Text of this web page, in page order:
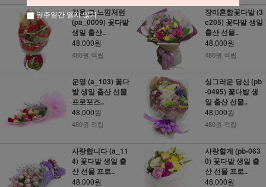
처음 그 느낌처럼
(pa_0009) 꽃다발
생일 출산..
48,000원
480원 적립
장미혼합꽃다발 (3
c205) 꽃다발 생일
출산 선물..
48,000원
480원 적립
운명 (a_103) 꽃다
발 생일 출산 선물
프로포즈..
48,000원
480원 적립
싱그러운 당신 (pb
-0495) 꽃다발 생
일 출산 선물..
48,000원
480원 적립
사랑합니다 (a_11
4) 꽃다발 생일 출
산 선물 프로..
48,000원
사랑할게 (pb-063
0) 꽃다발 생일 출
산 선물 프로..
48,000원
일주일간 열지 않기